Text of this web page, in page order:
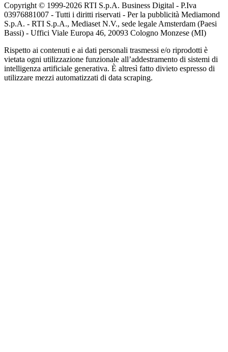
Copyright © 1999-2026 RTI S.p.A. Business Digital - P.Iva
03976881007 - Tutti i diritti riservati - Per la pubblicità Mediamond
S.p.A. - RTI S.p.A., Mediaset N.V., sede legale Amsterdam (Paesi
Bassi) - Uffici Viale Europa 46, 20093 Cologno Monzese (MI)
Rispetto ai contenuti e ai dati personali trasmessi e/o riprodotti è
vietata ogni utilizzazione funzionale all’addestramento di sistemi di
intelligenza artificiale generativa. È altresì fatto divieto espresso di
utilizzare mezzi automatizzati di data scraping.